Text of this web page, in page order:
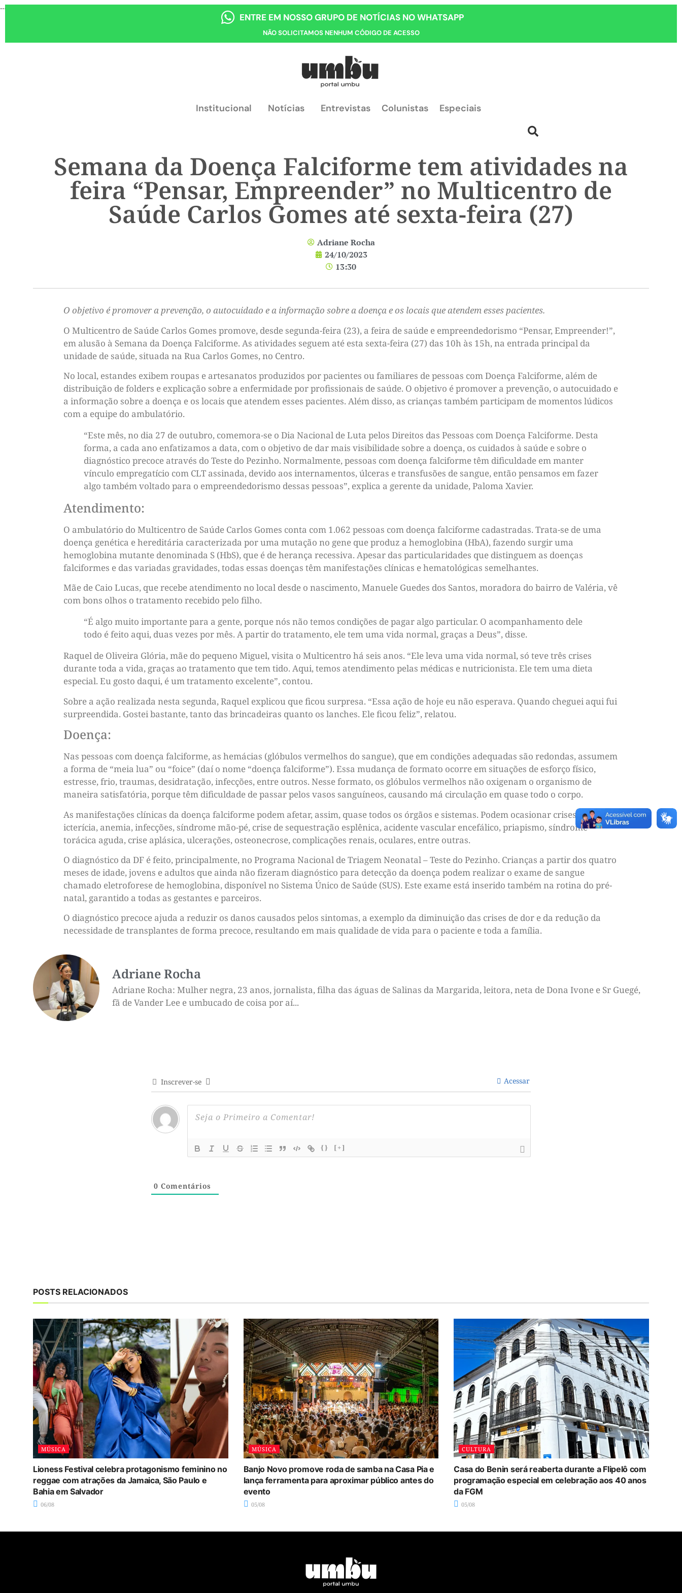
...
ENTRE EM NOSSO GRUPO DE NOTÍCIAS NO WHATSAPP
NÃO SOLICITAMOS NENHUM CÓDIGO DE ACESSO
Institucional Notícias Entrevistas Colunistas Especiais
Semana da Doença Falciforme tem atividades na
feira “Pensar, Empreender” no Multicentro de
Saúde Carlos Gomes até sexta-feira (27)
Adriane Rocha
24/10/2023
13:30
O objetivo é promover a prevenção, o autocuidado e a informação sobre a doença e os locais que atendem esses pacientes.
O Multicentro de Saúde Carlos Gomes promove, desde segunda-feira (23), a feira de saúde e empreendedorismo “Pensar, Empreender!”,
em alusão à Semana da Doença Falciforme. As atividades seguem até esta sexta-feira (27) das 10h às 15h, na entrada principal da
unidade de saúde, situada na Rua Carlos Gomes, no Centro.
No local, estandes exibem roupas e artesanatos produzidos por pacientes ou familiares de pessoas com Doença Falciforme, além de
distribuição de folders e explicação sobre a enfermidade por profissionais de saúde. O objetivo é promover a prevenção, o autocuidado e
a informação sobre a doença e os locais que atendem esses pacientes. Além disso, as crianças também participam de momentos lúdicos
com a equipe do ambulatório.
“Este mês, no dia 27 de outubro, comemora-se o Dia Nacional de Luta pelos Direitos das Pessoas com Doença Falciforme. Desta
forma, a cada ano enfatizamos a data, com o objetivo de dar mais visibilidade sobre a doença, os cuidados à saúde e sobre o
diagnóstico precoce através do Teste do Pezinho. Normalmente, pessoas com doença falciforme têm dificuldade em manter
vínculo empregatício com CLT assinada, devido aos internamentos, úlceras e transfusões de sangue, então pensamos em fazer
algo também voltado para o empreendedorismo dessas pessoas”, explica a gerente da unidade, Paloma Xavier.
Atendimento:
O ambulatório do Multicentro de Saúde Carlos Gomes conta com 1.062 pessoas com doença falciforme cadastradas. Trata-se de uma
doença genética e hereditária caracterizada por uma mutação no gene que produz a hemoglobina (HbA), fazendo surgir uma
hemoglobina mutante denominada S (HbS), que é de herança recessiva. Apesar das particularidades que distinguem as doenças
falciformes e das variadas gravidades, todas essas doenças têm manifestações clínicas e hematológicas semelhantes.
Mãe de Caio Lucas, que recebe atendimento no local desde o nascimento, Manuele Guedes dos Santos, moradora do bairro de Valéria, vê
com bons olhos o tratamento recebido pelo filho.
“É algo muito importante para a gente, porque nós não temos condições de pagar algo particular. O acompanhamento dele
todo é feito aqui, duas vezes por mês. A partir do tratamento, ele tem uma vida normal, graças a Deus”, disse.
Raquel de Oliveira Glória, mãe do pequeno Miguel, visita o Multicentro há seis anos. “Ele leva uma vida normal, só teve três crises
durante toda a vida, graças ao tratamento que tem tido. Aqui, temos atendimento pelas médicas e nutricionista. Ele tem uma dieta
especial. Eu gosto daqui, é um tratamento excelente”, contou.
Sobre a ação realizada nesta segunda, Raquel explicou que ficou surpresa. “Essa ação de hoje eu não esperava. Quando cheguei aqui fui
surpreendida. Gostei bastante, tanto das brincadeiras quanto os lanches. Ele ficou feliz”, relatou.
Doença:
Nas pessoas com doença falciforme, as hemácias (glóbulos vermelhos do sangue), que em condições adequadas são redondas, assumem
a forma de “meia lua” ou “foice” (daí o nome “doença falciforme”). Essa mudança de formato ocorre em situações de esforço físico,
estresse, frio, traumas, desidratação, infecções, entre outros. Nesse formato, os glóbulos vermelhos não oxigenam o organismo de
maneira satisfatória, porque têm dificuldade de passar pelos vasos sanguíneos, causando má circulação em quase todo o corpo.
As manifestações clínicas da doença falciforme podem afetar, assim, quase todos os órgãos e sistemas. Podem ocasionar crises de dor,
icterícia, anemia, infecções, síndrome mão-pé, crise de sequestração esplênica, acidente vascular encefálico, priapismo, síndrome
torácica aguda, crise aplásica, ulcerações, osteonecrose, complicações renais, oculares, entre outras.
O diagnóstico da DF é feito, principalmente, no Programa Nacional de Triagem Neonatal – Teste do Pezinho. Crianças a partir dos quatro
meses de idade, jovens e adultos que ainda não fizeram diagnóstico para detecção da doença podem realizar o exame de sangue
chamado eletroforese de hemoglobina, disponível no Sistema Único de Saúde (SUS). Este exame está inserido também na rotina do pré-
natal, garantido a todas as gestantes e parceiros.
O diagnóstico precoce ajuda a reduzir os danos causados pelos sintomas, a exemplo da diminuição das crises de dor e da redução da
necessidade de transplantes de forma precoce, resultando em mais qualidade de vida para o paciente e toda a família.
Adriane Rocha
Adriane Rocha: Mulher negra, 23 anos, jornalista, filha das águas de Salinas da Margarida, leitora, neta de Dona Ivone e Sr Guegé,
fã de Vander Lee e umbucado de coisa por aí...
Inscrever-se Acessar
{} [+]
0 Comentários
POSTS RELACIONADOS
MÚSICA
Lioness Festival celebra protagonismo feminino no
reggae com atrações da Jamaica, São Paulo e
Bahia em Salvador
06/08
MÚSICA
Banjo Novo promove roda de samba na Casa Pia e
lança ferramenta para aproximar público antes do
evento
05/08
CULTURA
Casa do Benin será reaberta durante a Flipelô com
programação especial em celebração aos 40 anos
da FGM
05/08